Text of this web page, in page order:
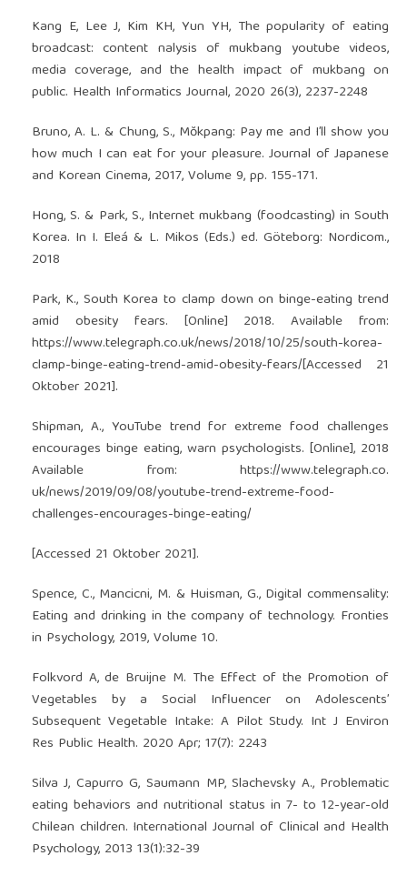
Kang E, Lee J, Kim KH, Yun YH, The popularity of eating
broadcast: content nalysis of mukbang youtube videos,
media coverage, and the health impact of mukbang on
public. Health Informatics Journal, 2020 26(3), 2237-2248
Bruno, A. L. & Chung, S., Mŏkpang: Pay me and I’ll show you
how much I can eat for your pleasure. Journal of Japanese
and Korean Cinema, 2017, Volume 9, pp. 155-171.
Hong, S. & Park, S., Internet mukbang (foodcasting) in South
Korea. In I. Eleá & L. Mikos (Eds.) ed. Göteborg: Nordicom.,
2018
Park, K., South Korea to clamp down on binge-eating trend
amid obesity fears. [Online] 2018. Available from:
https://www.telegraph.co.uk/news/2018/10/25/south-korea-
clamp-binge-eating-trend-amid-obesity-fears/[Accessed 21
Oktober 2021].
Shipman, A., YouTube trend for extreme food challenges
encourages binge eating, warn psychologists. [Online], 2018
Available from:https://www.telegraph.co.
uk/news/2019/09/08/youtube-trend-extreme-food-
challenges-encourages-binge-eating/
[Accessed 21 Oktober 2021].
Spence, C., Mancicni, M. & Huisman, G., Digital commensality:
Eating and drinking in the company of technology. Fronties
in Psychology, 2019, Volume 10.
Folkvord A, de Bruijne M. The Effect of the Promotion of
Vegetables by a Social Influencer on Adolescents’
Subsequent Vegetable Intake: A Pilot Study. Int J Environ
Res Public Health. 2020 Apr; 17(7): 2243
Silva J, Capurro G, Saumann MP, Slachevsky A., Problematic
eating behaviors and nutritional status in 7- to 12-year-old
Chilean children. International Journal of Clinical and Health
Psychology, 2013 13(1):32-39